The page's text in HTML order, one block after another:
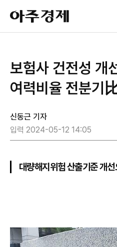
아
주
경
보험사 건전성 개
여력비율 전분기
신동근 기자
입력 2024-05-12 14:05
대량해지위험 산출기준 개